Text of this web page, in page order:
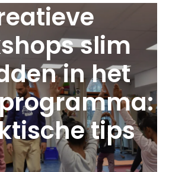
slim
in het
tips